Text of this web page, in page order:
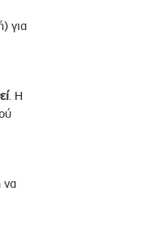
για
. Η
να